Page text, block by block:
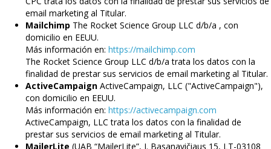
email marketing al Titular.
Mailchimp The Rocket Science Group LLC d/b/a , con
domicilio en EEUU.
Más información en: https://mailchimp.com
The Rocket Science Group LLC d/b/a trata los datos con la
finalidad de prestar sus servicios de email marketing al Titular.
ActiveCampaign ActiveCampaign, LLC ("ActiveCampaign"),
con domicilio en EEUU.
Más información en: https://activecampaign.com
ActiveCampaign, LLC trata los datos con la finalidad de
prestar sus servicios de email marketing al Titular.
MailerLite (UAB “MailerLite”, J. Basanavičiaus 15, LT-03108